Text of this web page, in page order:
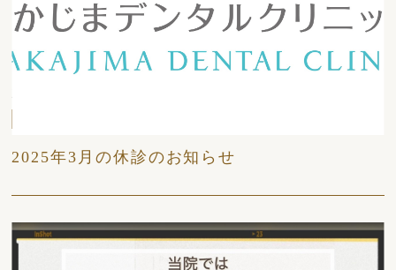
2025年3月の休診のお知らせ